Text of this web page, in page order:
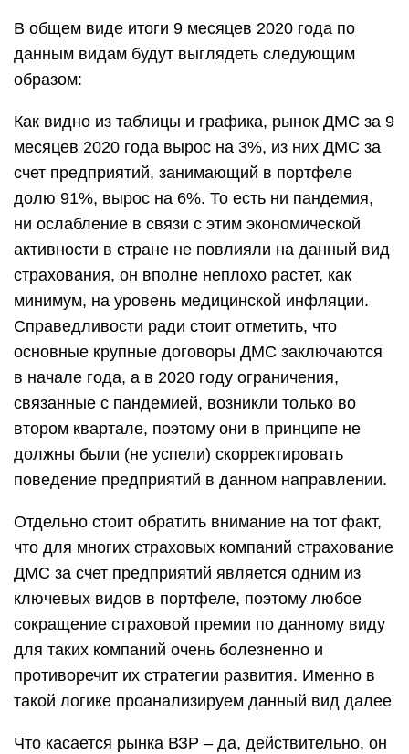
В общем виде итоги 9 месяцев 2020 года по
данным видам будут выглядеть следующим
образом:
Как видно из таблицы и графика, рынок ДМС за 9
месяцев 2020 года вырос на 3%, из них ДМС за
счет предприятий, занимающий в портфеле
долю 91%, вырос на 6%. То есть ни пандемия,
ни ослабление в связи с этим экономической
активности в стране не повлияли на данный вид
страхования, он вполне неплохо растет, как
минимум, на уровень медицинской инфляции.
Справедливости ради стоит отметить, что
основные крупные договоры ДМС заключаются
в начале года, а в 2020 году ограничения,
связанные с пандемией, возникли только во
втором квартале, поэтому они в принципе не
должны были (не успели) скорректировать
поведение предприятий в данном направлении.
Отдельно стоит обратить внимание на тот факт,
что для многих страховых компаний страхование
ДМС за счет предприятий является одним из
ключевых видов в портфеле, поэтому любое
сокращение страховой премии по данному виду
для таких компаний очень болезненно и
противоречит их стратегии развития. Именно в
такой логике проанализируем данный вид далее
Что касается рынка ВЗР – да, действительно, он